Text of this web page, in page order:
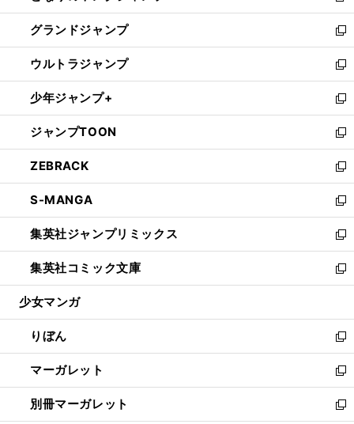
ウ
で
開
く
ン
ド
ウ
で
開
く
ウ
ィ
ン
ド
ウ
で
開
く
し
い
ウ
ィ
ン
ド
ウ
で
開
く
グランドジャンプ
新
し
い
ウ
ィ
ン
ド
ウ
で
開
く
ウルトラジャンプ
新
し
い
ウ
ィ
ン
ド
ウ
で
開
く
少年ジャンプ+
新
し
い
ウ
ィ
ン
ド
ウ
で
開
く
ジャンプTOON
新
し
い
ウ
ィ
ン
ド
ウ
で
開
ZEBRACK
新
し
い
ウ
ィ
ン
ド
ウ
開
く
S-MANGA
新
し
い
ウ
ィ
ン
ウ
で
開
く
集英社ジャンプリミックス
新
し
い
ウ
ン
ド
ウ
で
開
く
集英社コミック文庫
新
し
ウ
ィ
ン
ド
ウ
で
開
少女マンガ
りぼん
新
し
い
ウ
ィ
マーガレット
新
し
い
別冊マーガレット
新